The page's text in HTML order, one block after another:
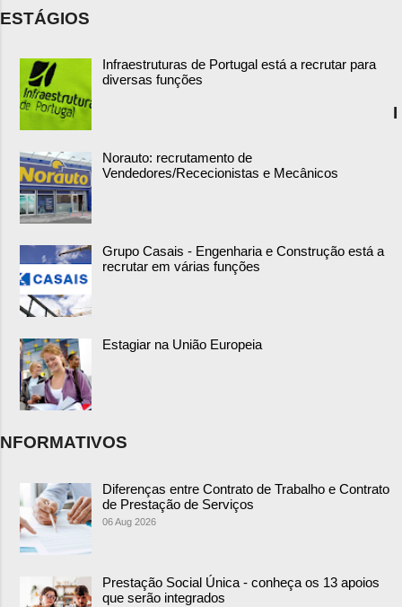
ESTÁGIOS
Infraestruturas de Portugal está a recrutar para
diversas funções
Norauto: recrutamento de
Vendedores/Rececionistas e Mecânicos
Grupo Casais - Engenharia e Construção está a
recrutar em várias funções
Estagiar na União Europeia
I
NFORMATIVOS
Diferenças entre Contrato de Trabalho e Contrato
de Prestação de Serviços
06 Aug 2026
Prestação Social Única - conheça os 13 apoios
que serão integrados